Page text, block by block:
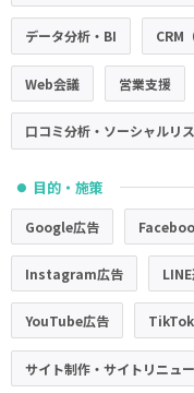
データ分析・BI CRM
Web会議 営業支援
口コミ分析・ソーシャルリ
● 目的・施策
Google広告
Instagram広告
YouTube広告
サイト制作・サイトリニュ